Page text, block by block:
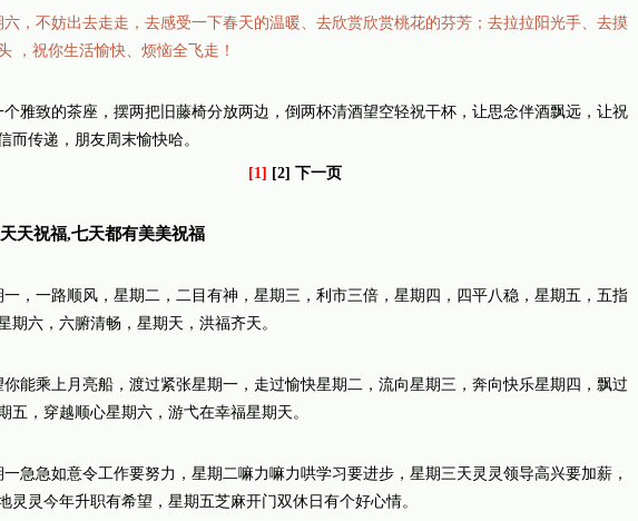
六，不妨出去走走，去感受一下春天的温暖、去欣赏欣赏桃花的芬芳；去拉拉阳光手、去摸
，祝你生活愉快、烦恼全飞走！
个雅致的茶座，摆两把旧藤椅分放两边，倒两杯清酒望空轻祝干杯，让思念伴酒飘远，让祝
而传递，朋友周末愉快哈。
[1] [2] 下一页
天祝福,七天都有美美祝福
一，一路顺风，星期二，二目有神，星期三，利市三倍，星期四，四平八稳，星期五，五指
期六，六腑清畅，星期天，洪福齐天。
你能乘上月亮船，渡过紧张星期一，走过愉快星期二，流向星期三，奔向快乐星期四，飘过
五，穿越顺心星期六，游弋在幸福星期天。
一急急如意令工作要努力，星期二嘛力嘛力哄学习要进步，星期三天灵灵领导高兴要加薪，
灵灵今年升职有希望，星期五芝麻开门双休日有个好心情。